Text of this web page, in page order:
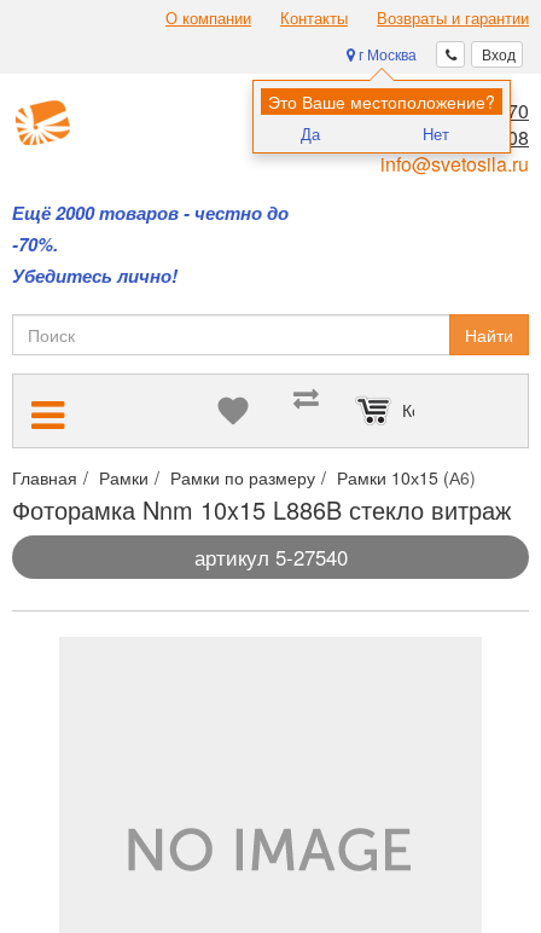
О компании Контакты Возвраты и гарантии
Вход
г Москва
Это Ваше местоположение?
Да Нет
Ещё 2000 товаров - честно до
-70%.
Убедитесь лично!
8 (495) 970-00-70
8 (800) 700-11-08
info@svetosila.ru
Найти
Корзина пуста
Главная Рамки Рамки по размеру Рамки 10х15 (А6)
Фоторамка Nnm 10x15 L886B стекло витраж
артикул 5-27540